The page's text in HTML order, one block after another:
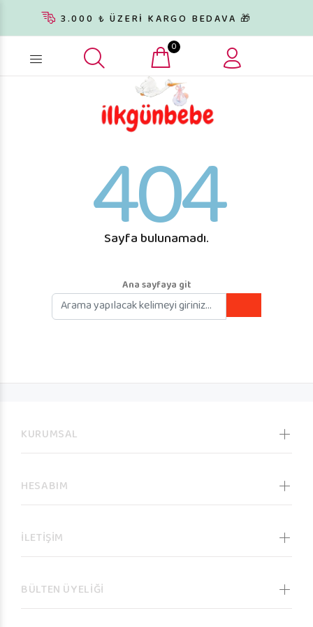
3.000 ₺ ÜZERİ KARGO BEDAVA 🎁
Ürün arama... 0
404
Sayfa bulunamadı.
Ana sayfaya git
KURUMSAL
HESABIM
İLETİŞİM
BÜLTEN ÜYELİĞİ